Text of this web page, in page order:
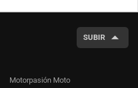
SUBIR
Motorpasión Moto